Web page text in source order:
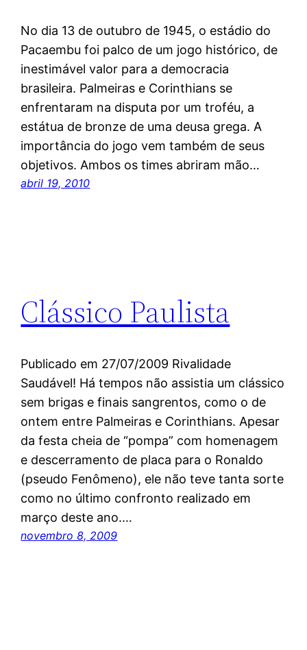
No dia 13 de outubro de 1945, o estádio do
Pacaembu foi palco de um jogo histórico, de
inestimável valor para a democracia
brasileira. Palmeiras e Corinthians se
enfrentaram na disputa por um troféu, a
estátua de bronze de uma deusa grega. A
importância do jogo vem também de seus
objetivos. Ambos os times abriram mão…
abril 19, 2010
Clássico Paulista
Publicado em 27/07/2009 Rivalidade
Saudável! Há tempos não assistia um clássico
sem brigas e finais sangrentos, como o de
ontem entre Palmeiras e Corinthians. Apesar
da festa cheia de “pompa” com homenagem
e descerramento de placa para o Ronaldo
(pseudo Fenômeno), ele não teve tanta sorte
como no último confronto realizado em
março deste ano.…
novembro 8, 2009